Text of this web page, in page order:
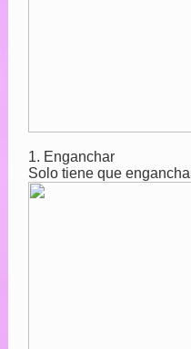
1. Enganchar
Solo tiene que